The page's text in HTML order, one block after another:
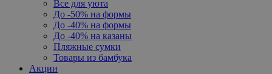
Все для уюта
До -50% на формы
До -40% на формы
До -40% на казаны
Пляжные сумки
Товары из бамбука
Акции